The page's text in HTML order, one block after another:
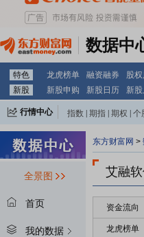
数据中
特色 龙虎榜单 融资融券 股
新股
新股申购 新股日历 新
行情中心 指数 期指 期权 个
全景图
首页
我的数据
东方财富网 >
艾融
资金流向
龙虎榜单